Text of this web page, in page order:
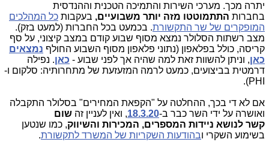
יתרה מכך. מערכי השירות והתמיכה הטכנית וההנדסית
בחברות התתמוטטו מזה יותר משבועיים, בעקבות כל המהלכים
המופקרים של שר התקשורת. בכמעט בכל החברות (למעט בזק).
מצב רשתות הסלולר נמצא מסוף שבוע קודם במצב קיצוני, על סף
קריסה, כולל בפלאפון (נתוני פלאפון מסוף השבוע החולף נמצאים
כאן, וניתן להשוות זאת למה שהיה אך לפני שבוע - כאן. נפילה
דרמטית בביצועים, כמעט לרמה המזעזעת של מתחרותיה: סלקום ו-
PHI).
אם לא די בכך, ההחלטה על "הקפאת המחירים" בסלולר התקבלה
ואושרה על ידי השר כבר ב-18.3.20, ואין לעניין זה שום
קשר לנושא ניידות המספרים, המכירות והשיווק, כמו שנטען
בשימוע השקרי ובהודעות השקריות של המשרד לתקשורת.